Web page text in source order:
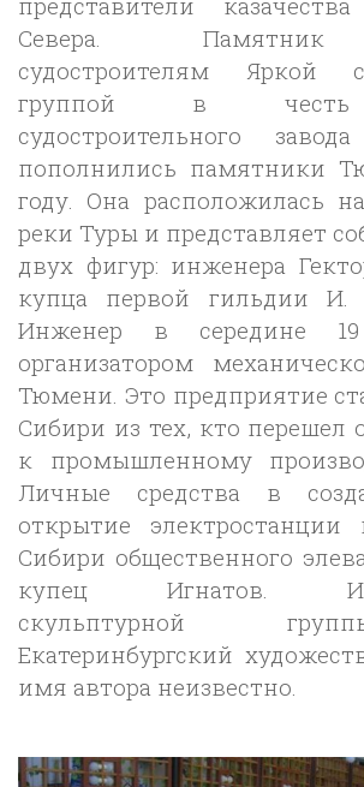
Севера.
судостроителям Яркой
группой в честь
судостроительного
пополнились памятники
году. Она расположилась
реки Туры и представляет
двух фигур: инженера
купца первой гильдии И.
Инженер в середине
организатором
Тюмени. Это предприятие
Сибири из тех, кто перешел
к промышленному
Личные средства в
открытие
Сибири общественного
купец Игнатов.
скульптурной
Екатеринбургский
имя автора неизвестно.